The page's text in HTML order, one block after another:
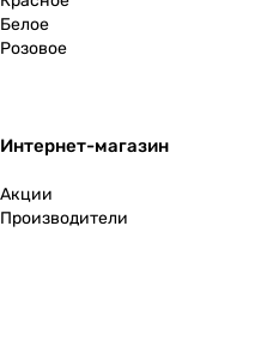
Белое
Розовое
Интернет-магазин
Акции
Производители